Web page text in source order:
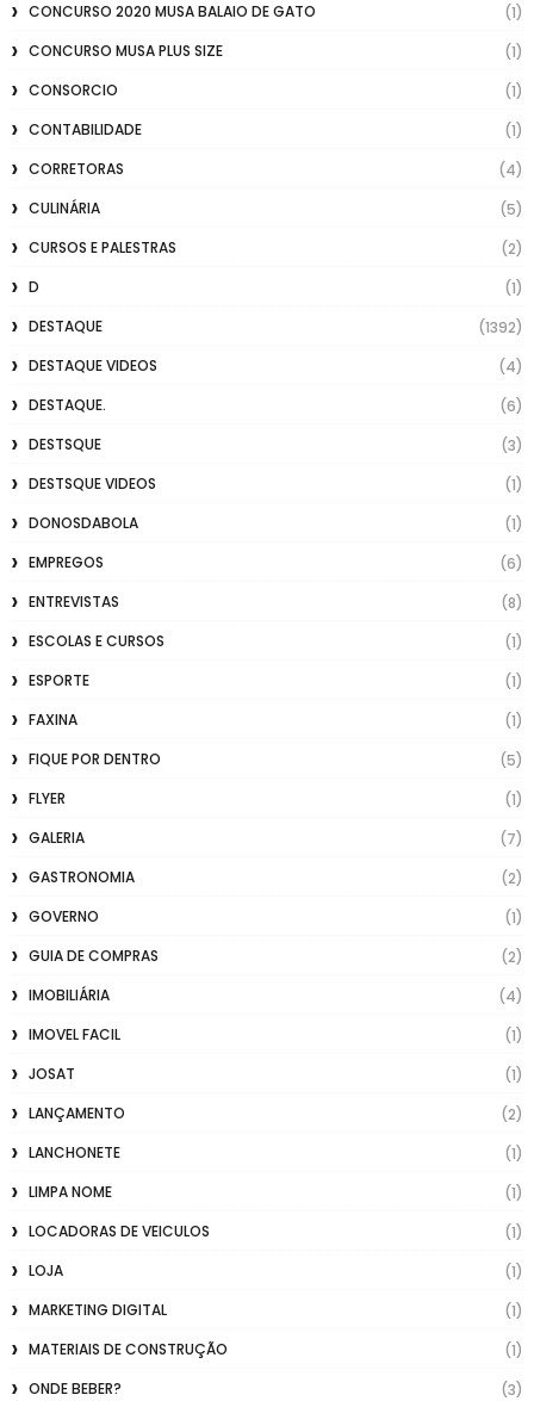
CONCURSO 2020 MUSA BALAIO DE GATO
(1)
CONCURSO MUSA PLUS SIZE
(1)
CONSORCIO
(1)
CONTABILIDADE
(1)
CORRETORAS
(4)
CULINÁRIA
(5)
CURSOS E PALESTRAS
(2)
D
(1)
DESTAQUE
(1392)
DESTAQUE VIDEOS
(4)
DESTAQUE.
(6)
DESTSQUE
(3)
DESTSQUE VIDEOS
(1)
DONOSDABOLA
(1)
EMPREGOS
(6)
ENTREVISTAS
(8)
ESCOLAS E CURSOS
(1)
ESPORTE
(1)
FAXINA
(1)
FIQUE POR DENTRO
(5)
FLYER
(1)
GALERIA
(7)
GASTRONOMIA
(2)
GOVERNO
(1)
GUIA DE COMPRAS
(2)
IMOBILIÁRIA
(4)
IMOVEL FACIL
(1)
JOSAT
(1)
LANÇAMENTO
(2)
LANCHONETE
(1)
LIMPA NOME
(1)
LOCADORAS DE VEICULOS
(1)
LOJA
(1)
MARKETING DIGITAL
(1)
MATERIAIS DE CONSTRUÇÃO
(1)
ONDE BEBER?
(3)